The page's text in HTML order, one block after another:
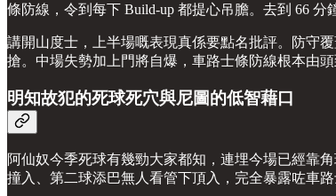
條防線，令到每下 Build-up 都提心吊膽。去到 66
講開山度士，上半場嘅表現真係要點名批評。防守
搶。中場失勢加上門將自爆，車路士條防線根本由頭
明知故犯的死球死穴與尼圖的低智藉口
阿仙奴今季死球有幾勁大家都知，連埋今場已經靠
撞入、第二球添巴無人看管下頂入，完全暴露咗車路